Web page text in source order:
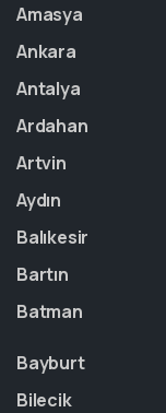
Amasya
Ankara
Antalya
Ardahan
Artvin
Aydın
Balıkesir
Bartın
Batman
Bayburt
Bilecik